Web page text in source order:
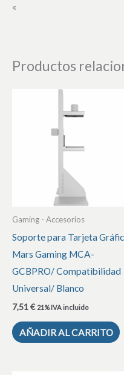
«
Productos
Gaming - Accesorios
Soporte para Tarjeta
Mars Gaming MCA-
GCBPRO/ Compatibilidad
Universal/ Blanco
7,51€ 21% IVA incluido
AÑADIR AL CARRITO